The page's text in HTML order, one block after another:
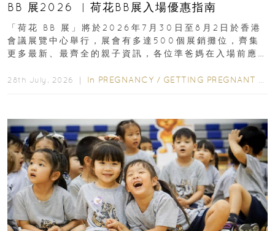
BB 展2026 ︳荷花BB展入場優惠指南
「荷花 BB 展」將於2026年7月30日至8月2日於香港
會議展覽中心舉行，展會有多達500個展銷攤位，齊集
更多最新、最齊全的親子資訊，各位準爸媽在入場前應
28th July, 2026 ｜ In PREGNANCY / GETTING PREGNANT